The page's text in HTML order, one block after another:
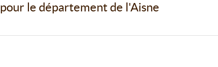
le département de l'Aisne